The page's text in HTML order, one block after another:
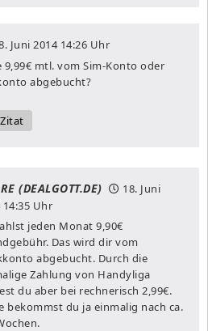
Juni 201414:26 Uhr
9,99€ mtl. vom Sim-Konto oder
abgebucht?
Zitat
(DEALGOTT.DE)
18. Juni
14:35 Uhr
jeden Monat 9,90€
Das wird dir vom
abgebucht. Durch die
Zahlung von Handyliga
du aber bei rechnerisch 2,99€.
bekommst du ja einmalig nach ca.